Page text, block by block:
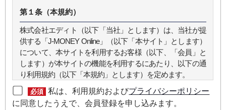
第１条（本規約）
株式会社エディト（以下「当社」とします）は、当社が提
供する「J-MONEY Online」（以下「本サイト」とします）
について、本サイトを利用するお客様（以下、「会員」と
します）が本サイトの機能を利用するにあたり、以下の通
り利用規約（以下「本規約」とします）を定めます。
第２条（本規約の範囲）
必須 私は、利用規約およびプライバシーポリシー
に同意したうえで、会員登録を申し込みます。